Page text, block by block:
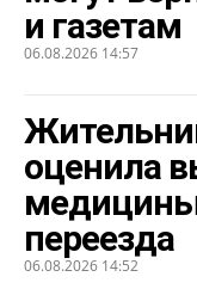
и газетам
06.08.2026 14:57
оценила
медицины
переезда
06.08.2026 14:52